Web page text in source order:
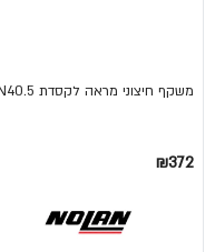
משקף חיצוני מראה לקסדת N40.5
₪372